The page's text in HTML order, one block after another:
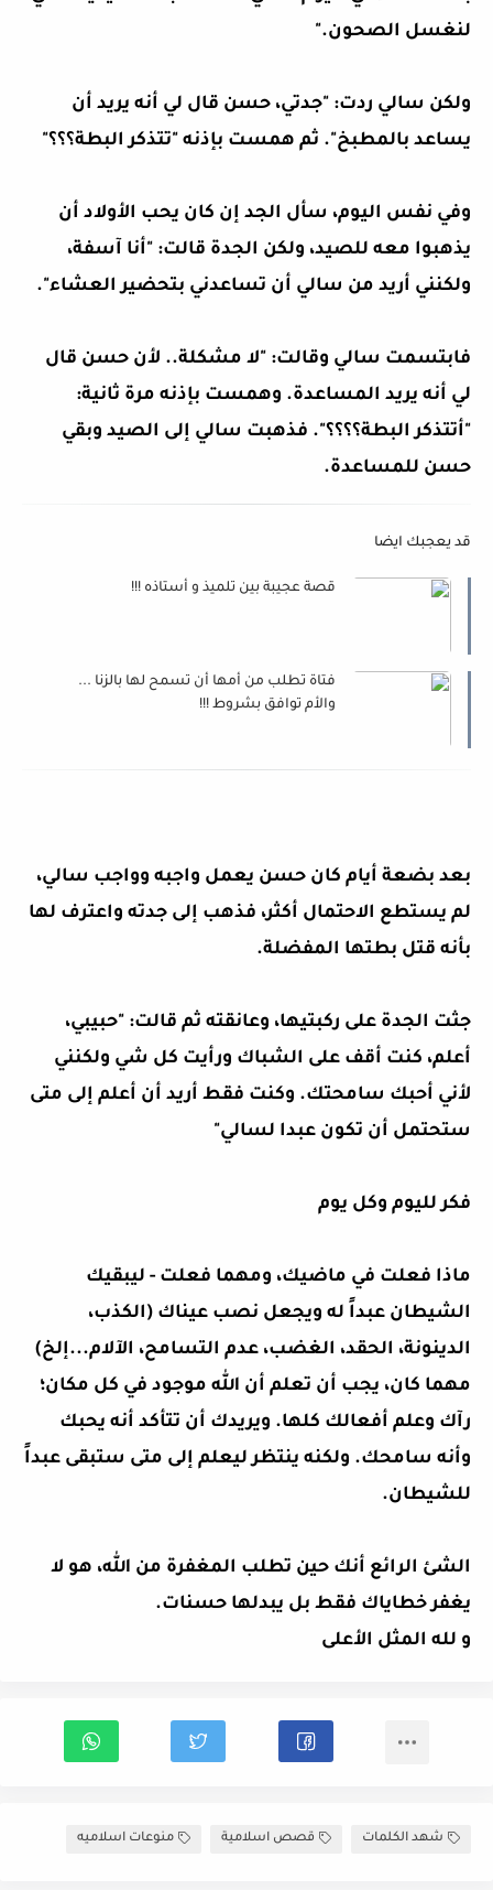
لنغسل الصحون."
ولكن سالي ردت: "جدتي، حسن قال لي أنه يريد أن
يساعد بالمطبخ". ثم همست بإذنه "تتذكر البطة؟؟؟"
وفي نفس اليوم، سأل الجد إن كان يحب الأولاد أن
يذهبوا معه للصيد، ولكن الجدة قالت: "أنا آسفة،
ولكنني أريد من سالي أن تساعدني بتحضير العشاء".
فابتسمت سالي وقالت: "لا مشكلة.. لأن حسن قال
لي أنه يريد المساعدة. وهمست بإذنه مرة ثانية:
"أتتذكر البطة؟؟؟؟". فذهبت سالي إلى الصيد وبقي
حسن للمساعدة.
قد يعجبك ايضا
قصة عجيبة بين تلميذ و أستاذه !!!
فتاة تطلب من أمها أن تسمح لها بالزنا ...
والأم توافق بشروط !!!
بعد بضعة أيام كان حسن يعمل واجبه وواجب سالي،
لم يستطع الاحتمال أكثر، فذهب إلى جدته واعترف لها
بأنه قتل بطتها المفضلة.
جثت الجدة على ركبتيها، وعانقته ثم قالت: "حبيبي،
أعلم، كنت أقف على الشباك ورأيت كل شي ولكنني
لأني أحبك سامحتك. وكنت فقط أريد أن أعلم إلى متى
ستحتمل أن تكون عبدا لسالي"
فكر لليوم وكل يوم
ماذا فعلت في ماضيك، ومهما فعلت - ليبقيك
الشيطان عبداً له ويجعل نصب عيناك (الكذب،
الدينونة، الحقد، الغضب، عدم التسامح، الآلام...إلخ)
مهما كان، يجب أن تعلم أن الله موجود في كل مكان؛
رآك وعلم أفعالك كلها. ويريدك أن تتأكد أنه يحبك
وأنه سامحك. ولكنه ينتظر ليعلم إلى متى ستبقى عبداً
للشيطان.
الشئ الرائع أنك حين تطلب المغفرة من الله، هو لا
يغفر خطاياك فقط بل يبدلها حسنات.
و لله المثل الأعلى
شهد الكلمات قصص اسلامية منوعات اسلاميه